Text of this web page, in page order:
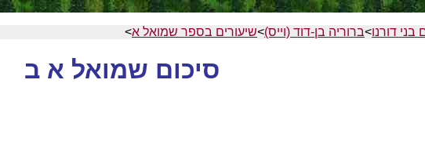
בני דורנו>ברוריה בן-דוד (וייס)>שיעורים בספר שמואל א>
סיכום שמואל א ב